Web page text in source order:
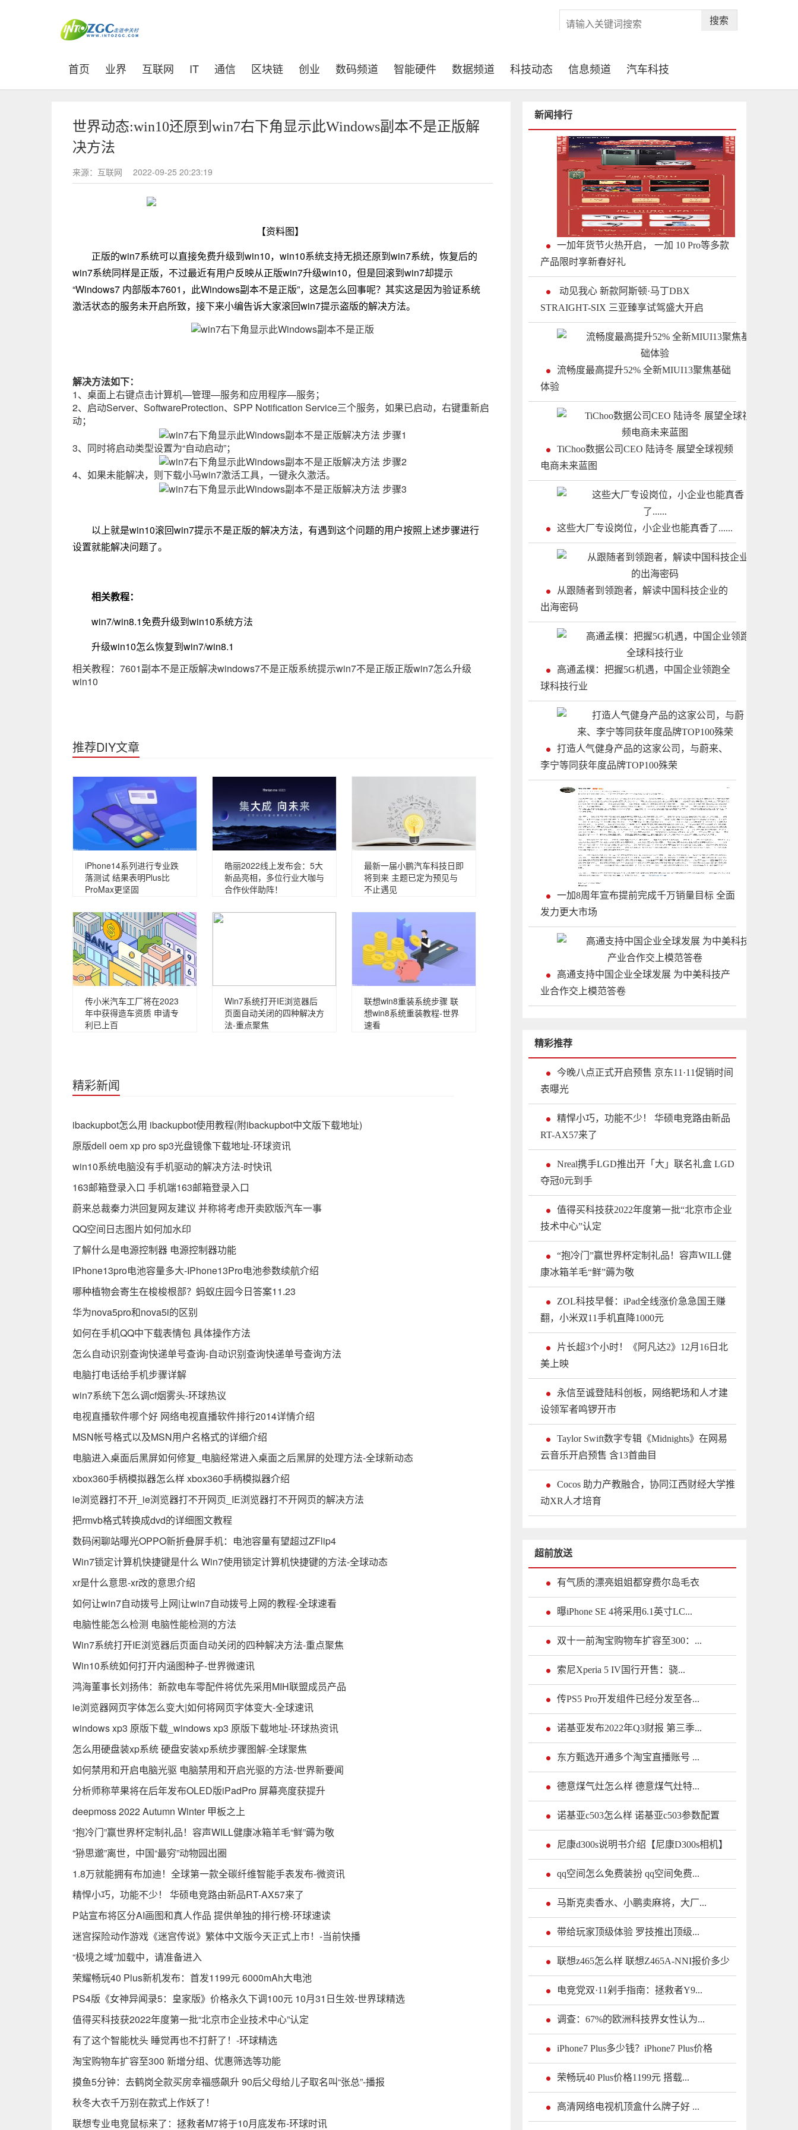
搜索
首页 (current)
业界 互联网 IT 通信 区块链 创业 数码频道 智能硬件 数据频道 科技动态 信息频道 汽车科技
世界动态:win10还原到win7右下角显示此Windows副本不是正版解
决方法
来源：互联网 2022-09-25 20:23:19
【资料图】
正版的win7系统可以直接免费升级到win10，win10系统支持无损还原到win7系统，恢复后的
win7系统同样是正版，不过最近有用户反映从正版win7升级win10，但是回滚到win7却提示
“Windows7 内部版本7601，此Windows副本不是正版”，这是怎么回事呢？其实这是因为验证系统
激活状态的服务未开启所致，接下来小编告诉大家滚回win7提示盗版的解决方法。
解决方法如下：
1、桌面上右键点击计算机—管理—服务和应用程序—服务；
2、启动Server、SoftwareProtection、SPP Notification Service三个服务，如果已启动，右键重新启
动；
3、同时将启动类型设置为“自动启动”；
4、如果未能解决，则下载小马win7激活工具，一键永久激活。
以上就是win10滚回win7提示不是正版的解决方法，有遇到这个问题的用户按照上述步骤进行
设置就能解决问题了。
相关教程：
win7/win8.1免费升级到win10系统方法
升级win10怎么恢复到win7/win8.1
相关教程： 7601副本不是正版解决windows7不是正版系统提示win7不是正版正版win7怎么升级
win10
推荐DIY文章
iPhone14系列进行专业跌
落测试 结果表明Plus比
ProMax更坚固
皓丽2022线上发布会：5大
新品亮相，多位行业大咖与
合作伙伴助阵！
最新一届小鹏汽车科技日即
将到来 主题已定为预见与
不止遇见
传小米汽车工厂将在2023
年中获得造车资质 申请专
利已上百
Win7系统打开IE浏览器后
页面自动关闭的四种解决方
法-重点聚焦
联想win8重装系统步骤 联
想win8系统重装教程-世界
速看
精彩新闻
ibackupbot怎么用 ibackupbot使用教程(附ibackupbot中文版下载地址)
原版dell oem xp pro sp3光盘镜像下载地址-环球资讯
win10系统电脑没有手机驱动的解决方法-时快讯
163邮箱登录入口 手机端163邮箱登录入口
蔚来总裁秦力洪回复网友建议 并称将考虑开卖欧版汽车一事
QQ空间日志图片如何加水印
了解什么是电源控制器 电源控制器功能
IPhone13pro电池容量多大-IPhone13Pro电池参数续航介绍
哪种植物会寄生在梭梭根部？蚂蚁庄园今日答案11.23
华为nova5pro和nova5i的区别
如何在手机QQ中下载表情包 具体操作方法
怎么自动识别查询快递单号查询-自动识别查询快递单号查询方法
电脑打电话给手机步骤详解
win7系统下怎么调cf烟雾头-环球热议
电视直播软件哪个好 网络电视直播软件排行2014详情介绍
MSN帐号格式以及MSN用户名格式的详细介绍
电脑进入桌面后黑屏如何修复_电脑经常进入桌面之后黑屏的处理方法-全球新动态
xbox360手柄模拟器怎么样 xbox360手柄模拟器介绍
ie浏览器打不开_ie浏览器打不开网页_IE浏览器打不开网页的解决方法
把rmvb格式转换成dvd的详细图文教程
数码闲聊站曝光OPPO新折叠屏手机：电池容量有望超过ZFlip4
Win7锁定计算机快捷键是什么 Win7使用锁定计算机快捷键的方法-全球动态
xr是什么意思-xr改的意思介绍
如何让win7自动拨号上网|让win7自动拨号上网的教程-全球速看
电脑性能怎么检测 电脑性能检测的方法
Win7系统打开IE浏览器后页面自动关闭的四种解决方法-重点聚焦
Win10系统如何打开内涵图种子-世界微速讯
鸿海董事长刘扬伟：新款电车零配件将优先采用MIH联盟成员产品
ie浏览器网页字体怎么变大|如何将网页字体变大-全球速讯
windows xp3 原版下载_windows xp3 原版下载地址-环球热资讯
怎么用硬盘装xp系统 硬盘安装xp系统步骤图解-全球聚焦
如何禁用和开启电脑光驱 电脑禁用和开启光驱的方法-世界新要闻
分析师称苹果将在后年发布OLED版iPadPro 屏幕亮度获提升
deepmoss 2022 Autumn Winter 甲板之上
“抱冷门”赢世界杯定制礼品！容声WILL健康冰箱羊毛“鲜”薅为敬
“狲思邈”离世，中国“最穷”动物园出圈
1.8万就能拥有布加迪！全球第一款全碳纤维智能手表发布-微资讯
精悍小巧，功能不少！ 华硕电竞路由新品RT-AX57来了
P站宣布将区分AI画图和真人作品 提供单独的排行榜-环球速读
迷宫探险动作游戏《迷宫传说》繁体中文版今天正式上市！-当前快播
“极境之域”加载中，请准备进入
荣耀畅玩40 Plus新机发布：首发1199元 6000mAh大电池
PS4版《女神异闻录5：皇家版》价格永久下调100元 10月31日生效-世界球精选
值得买科技获2022年度第一批“北京市企业技术中心”认定
有了这个智能枕头 睡觉再也不打鼾了！-环球精选
淘宝购物车扩容至300 新增分组、优惠筛选等功能
摸鱼5分钟：去鹤岗全款买房幸福感飙升 90后父母给儿子取名叫“张总”-播报
秋冬大衣千万别在款式上作妖了！
联想专业电竞鼠标来了：拯救者M7将于10月底发布-环球时讯
新闻排行
一加年货节火热开启， 一加 10 Pro等多款
产品限时享新春好礼
​ 动见我心 新款阿斯顿·马丁DBX
STRAIGHT-SIX 三亚臻享试驾盛大开启
流畅度最高提升52% 全新MIUI13聚焦基础
体验
TiChoo数据公司CEO 陆诗冬 展望全球视频
电商未来蓝图
这些大厂专设岗位，小企业也能真香了......
从跟随者到领跑者，解读中国科技企业的
出海密码
高通孟樸：把握5G机遇，中国企业领跑全
球科技行业
打造人气健身产品的这家公司，与蔚来、
李宁等同获年度品牌TOP100殊荣
一加8周年宣布提前完成千万销量目标 全面
发力更大市场
高通支持中国企业全球发展 为中美科技产
业合作交上模范答卷
精彩推荐
今晚八点正式开启预售 京东11·11促销时间
表曝光
精悍小巧，功能不少！ 华硕电竞路由新品
RT-AX57来了
Nreal携手LGD推出开「大」联名礼盒 LGD
夺冠0元到手
值得买科技获2022年度第一批“北京市企业
技术中心”认定
“抱冷门”赢世界杯定制礼品！容声WILL健
康冰箱羊毛“鲜”薅为敬
ZOL科技早餐：iPad全线涨价急急国王赚
翻，小米双11手机直降1000元
片长超3个小时！《阿凡达2》12月16日北
美上映
永信至诚登陆科创板，网络靶场和人才建
设领军者鸣锣开市
Taylor Swift数字专辑《Midnights》在网易
云音乐开启预售 含13首曲目
Cocos 助力产教融合，协同江西财经大学推
动XR人才培育
超前放送
有气质的漂亮姐姐都穿费尔岛毛衣
曝iPhone SE 4将采用6.1英寸LC...
双十一前淘宝购物车扩容至300：...
索尼Xperia 5 IV国行开售：骁...
传PS5 Pro开发组件已经分发至各...
诺基亚发布2022年Q3财报 第三季...
东方甄选开通多个淘宝直播账号 ...
德意煤气灶怎么样 德意煤气灶特...
诺基亚c503怎么样 诺基亚c503参数配置
尼康d300s说明书介绍【尼康D300s相机】
qq空间怎么免费装扮 qq空间免费...
马斯克卖香水、小鹏卖麻将，大厂...
带给玩家顶级体验 罗技推出顶级...
联想z465怎么样 联想Z465A-NNI报价多少
电竞党双·11剁手指南：拯救者Y9...
调查：67%的欧洲科技界女性认为...
iPhone7 Plus多少钱？iPhone7 Plus价格
荣畅玩40 Plus价格1199元 搭载...
高清网络电视机顶盒什么牌子好 ...